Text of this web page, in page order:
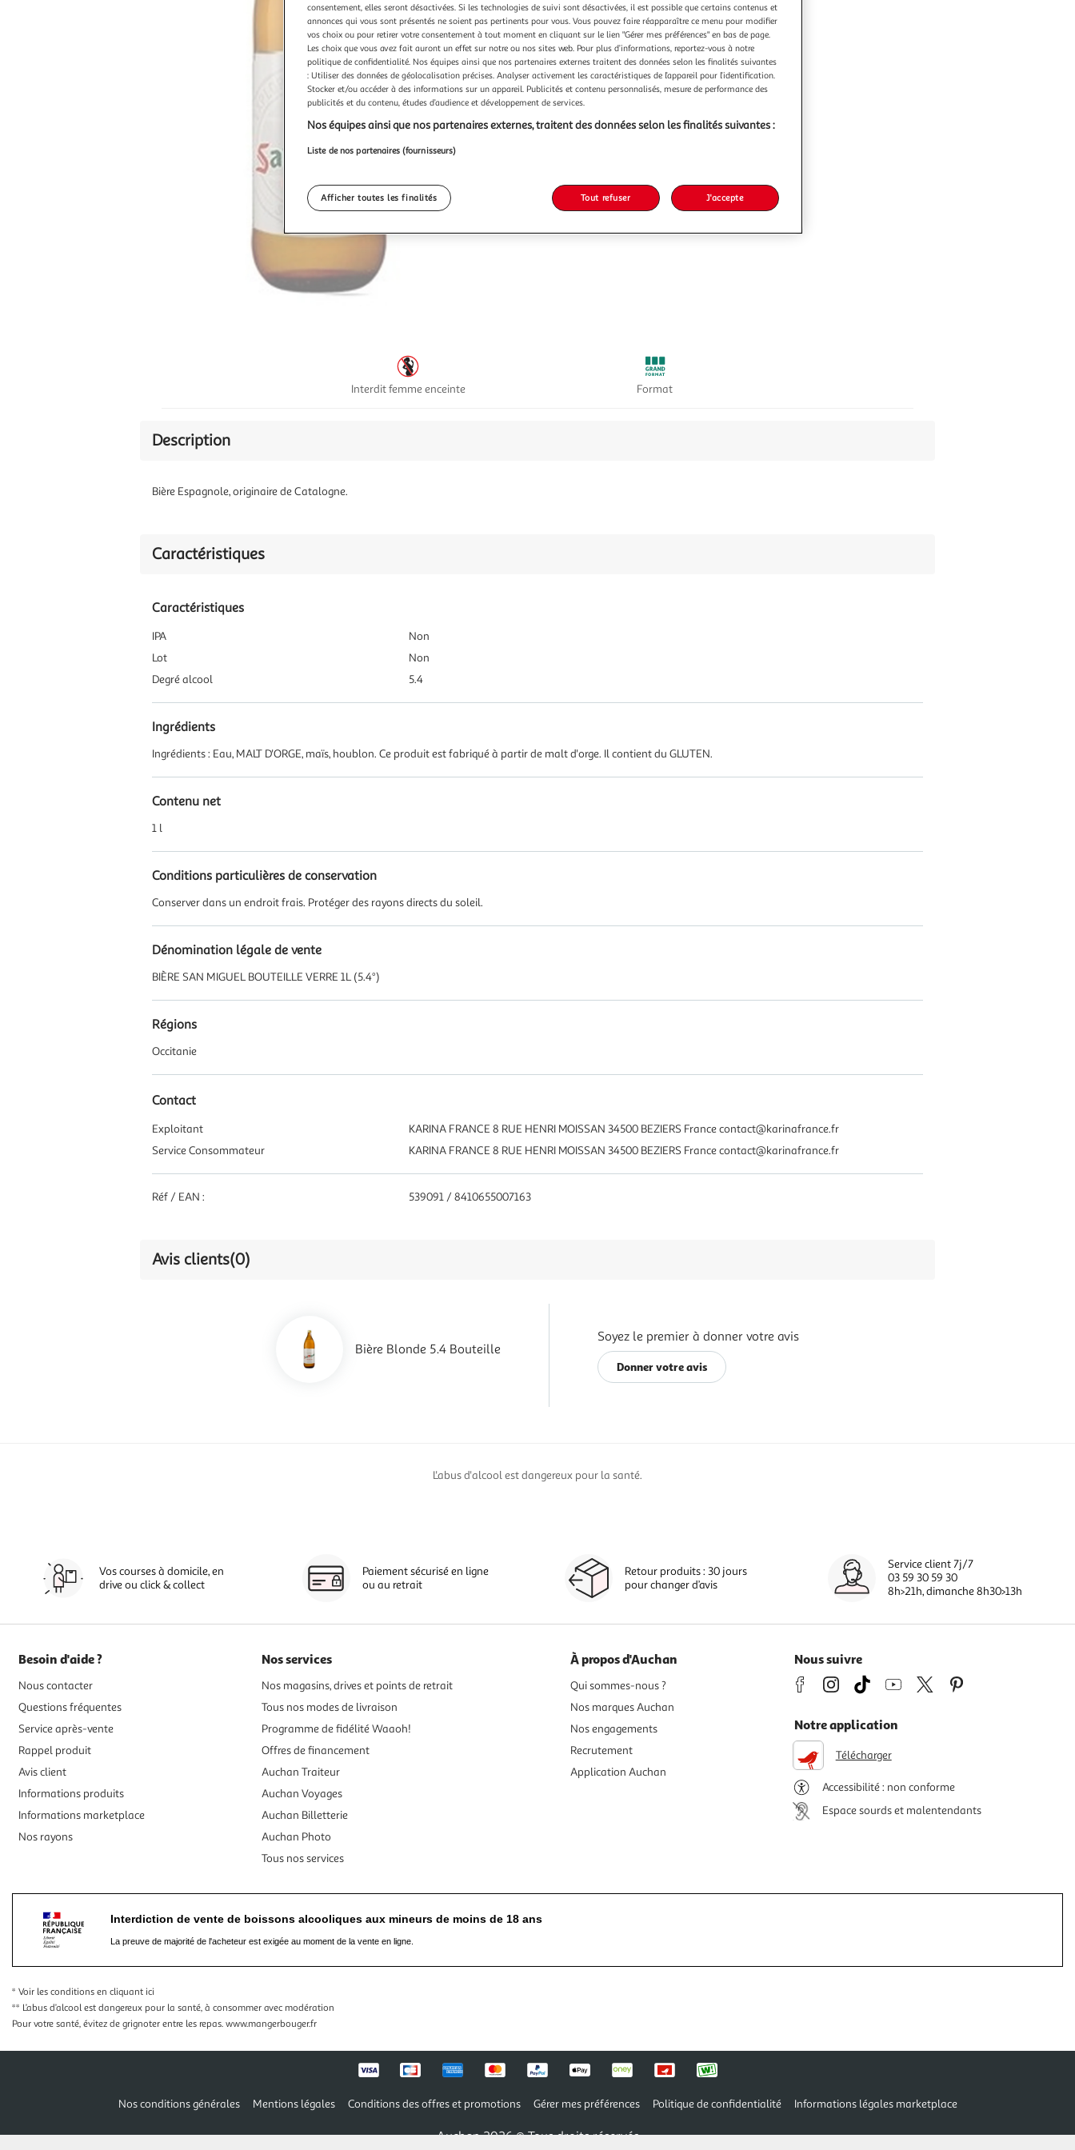
Interdit femme enceinte Format
Description
Bière Espagnole, originaire de Catalogne.
Caractéristiques
Caractéristiques
IPA
Non
Lot
Non
Degré alcool
5.4
Ingrédients
Ingrédients : Eau, MALT D'ORGE, maïs, houblon. Ce produit est fabriqué à partir de malt d'orge. Il contient du GLUTEN.
Contenu net
1 l
Conditions particulières de conservation
Conserver dans un endroit frais. Protéger des rayons directs du soleil.
Dénomination légale de vente
BIÈRE SAN MIGUEL BOUTEILLE VERRE 1L (5.4°)
Régions
Occitanie
Contact
Exploitant
KARINA FRANCE 8 RUE HENRI MOISSAN 34500 BEZIERS France contact@karinafrance.fr
Service Consommateur
KARINA FRANCE 8 RUE HENRI MOISSAN 34500 BEZIERS France contact@karinafrance.fr
Réf / EAN : 539091 / 8410655007163
Avis clients(0)
Bière Blonde 5.4 Bouteille
Soyez le premier à donner votre avis
Donner votre avis
L'abus d'alcool est dangereux pour la santé.
Vos courses à domicile, en
drive ou click & collect
Paiement sécurisé en ligne
ou au retrait
Retour produits : 30 jours
pour changer d’avis
Service client 7j/7
03 59 30 59 30
8h>21h, dimanche 8h30>13h
Besoin d'aide ?
Nous contacter
Questions fréquentes
Service après-vente
Rappel produit
Avis client
Informations produits
Informations marketplace
Nos rayons
Nos services
Nos magasins, drives et points de retrait
Tous nos modes de livraison
Programme de fidélité Waaoh!
Offres de financement
Auchan Traiteur
Auchan Voyages
Auchan Billetterie
Auchan Photo
Tous nos services
À propos d'Auchan
Qui sommes-nous ?
Nos marques Auchan
Nos engagements
Recrutement
Application Auchan
Nous suivre
Notre application
Télécharger
Accessibilité : non conforme
Espace sourds et malentendants
Interdiction de vente de boissons alcooliques aux mineurs de moins de 18 ans
La preuve de majorité de l'acheteur est exigée au moment de la vente en ligne.
* Voir les conditions en cliquant ici
** L’abus d’alcool est dangereux pour la santé, à consommer avec modération
Pour votre santé, évitez de grignoter entre les repas. www.mangerbouger.fr
Nos conditions générales Mentions légales Conditions des offres et promotions Gérer mes préférences Politique de confidentialité Informations légales marketplace
Auchan 2026 © Tous droits réservés
consentement, elles seront désactivées. Si les technologies de suivi sont désactivées, il est possible que certains contenus et
annonces qui vous sont présentés ne soient pas pertinents pour vous. Vous pouvez faire réapparaître ce menu pour modifier
vos choix ou pour retirer votre consentement à tout moment en cliquant sur le lien "Gérer mes préférences" en bas de page.
Les choix que vous avez fait auront un effet sur notre ou nos sites web. Pour plus d’informations, reportez-vous à notre
politique de confidentialité. Nos équipes ainsi que nos partenaires externes traitent des données selon les finalités suivantes
: Utiliser des données de géolocalisation précises. Analyser activement les caractéristiques de l’appareil pour l’identification.
Stocker et/ou accéder à des informations sur un appareil. Publicités et contenu personnalisés, mesure de performance des
publicités et du contenu, études d’audience et développement de services.
Nos équipes ainsi que nos partenaires externes, traitent des données selon les finalités suivantes :
Liste de nos partenaires (fournisseurs)
Afficher toutes les finalités Tout refuser J'accepte